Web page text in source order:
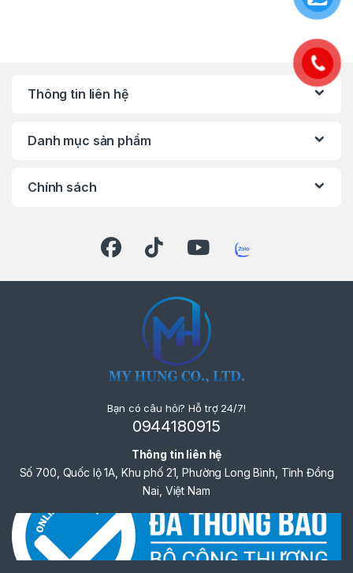
Thông tin liên hệ
Danh mục sản phẩm
Chính sách
Bạn có câu hỏi? Hỗ trợ 24/7!
0944180915
Thông tin liên hệ
Số 700, Quốc lộ 1A, Khu phố 21, Phường Long Bình, Tỉnh Đồng
Nai, Việt Nam